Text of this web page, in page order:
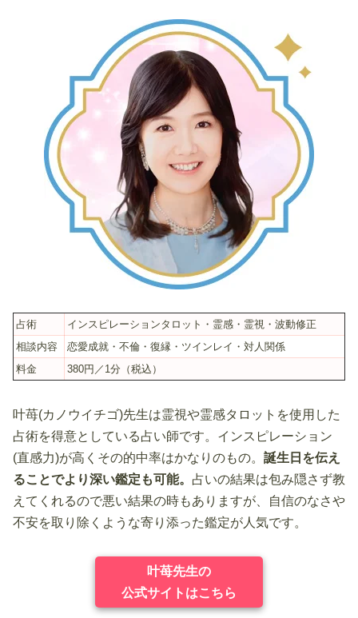
占術
インスピレーションタロット・霊感・霊視・波動修正
相談内容
恋愛成就・不倫・復縁・ツインレイ・対人関係
料金
380円／1分（税込）
叶苺(カノウイチゴ)先生は霊視や霊感タロットを使用した
占術を得意としている占い師です。インスピレーション
(直感力)が高くその的中率はかなりのもの。 誕生日を伝え
ることでより深い鑑定も可能。 占いの結果は包み隠さず教
えてくれるので悪い結果の時もありますが、自信のなさや
不安を取り除くような寄り添った鑑定が人気です。
叶苺先生の
公式サイトはこちら